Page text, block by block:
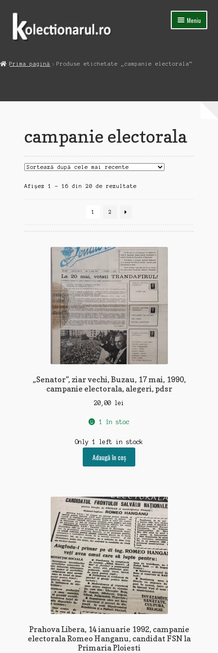
Sari
navigare
Sari
conținut
Meniu
Contact
Prima pagină Produse etichetate „campanie electorala”
campanie electorala
Afișez 1 - 16 din 20 de rezultateSortat
1 2
„Senator”, ziar vechi, Buzau, 17 mai, 1990,
campanie electorala, alegeri, pdsr
20,00 lei
1 în stoc
Only 1 left in stock
Adaugă în coș
Prahova Libera, 14 ianuarie 1992, campanie
electorala Romeo Hanganu, candidat FSN la
Primaria Ploiesti